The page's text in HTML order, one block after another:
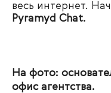
весь интернет.
Pyramyd Chat.
На фото:
офис агентства.